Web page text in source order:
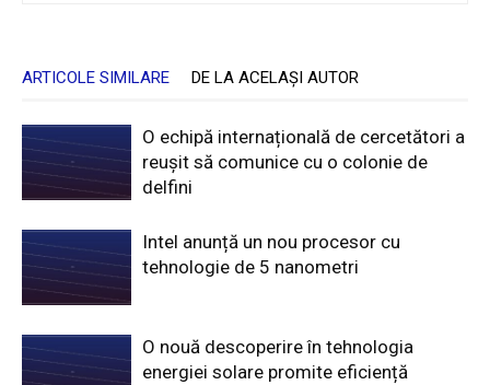
ARTICOLE SIMILARE DE LA ACELAȘI AUTOR
O echipă internațională de cercetători a
reușit să comunice cu o colonie de
delfini
Intel anunță un nou procesor cu
tehnologie de 5 nanometri
O nouă descoperire în tehnologia
energiei solare promite eficiență